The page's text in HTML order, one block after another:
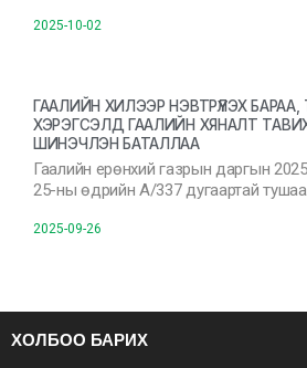
2025-10-02
ГААЛИЙН ХИЛЭЭР НЭВТРҮҮЛЭХ
ХЭРЭГСЭЛД ГААЛИЙН ХЯНАЛТ
ШИНЭЧЛЭН БАТАЛЛАА
Гаалийн ерөнхий газрын даргын
25-ны өдрийн А/337 дугаартай
2025-09-26
ХОЛБОО БАРИХ